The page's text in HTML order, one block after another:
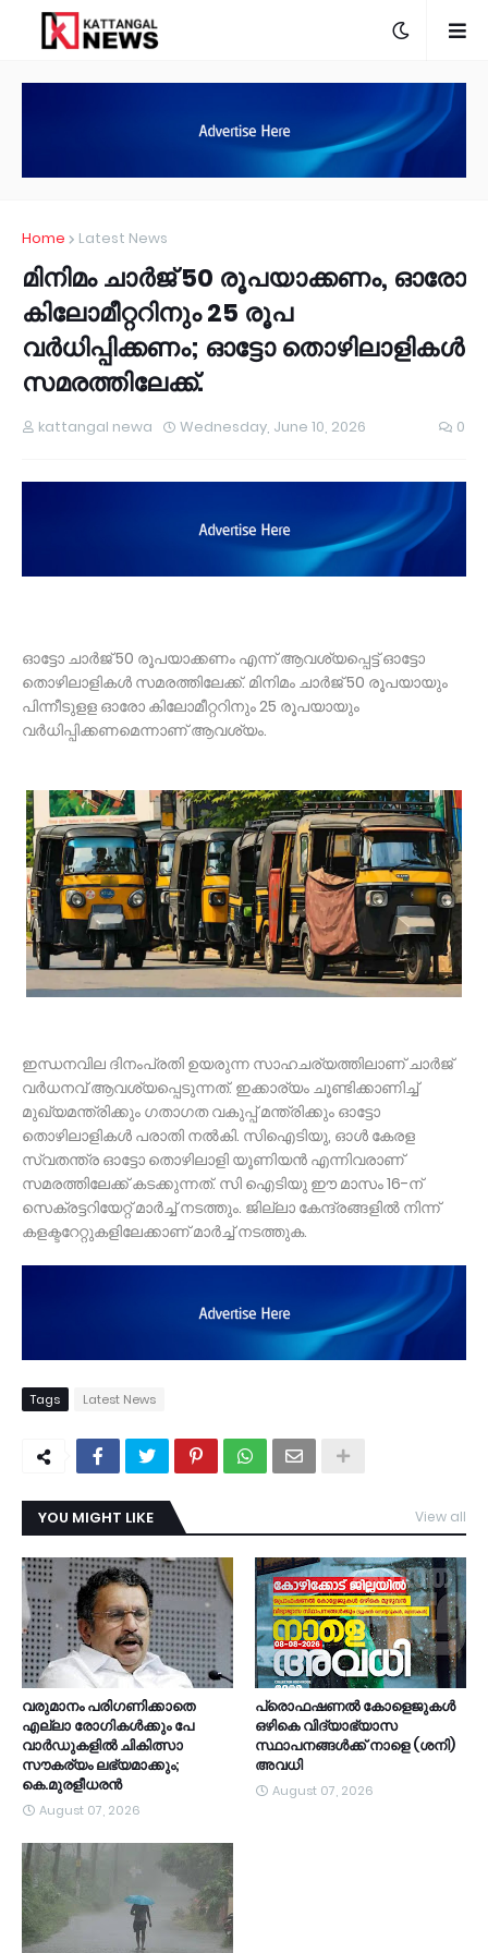
Home Latest News
മിനിമം ചാര്‍ജ് 50 രൂപയാക്കണം, ഓരോ
കിലോമീറ്ററിനും 25 രൂപ
വര്‍ധിപ്പിക്കണം; ഓട്ടോ തൊഴിലാളികള്‍
സമരത്തിലേക്ക്.
kattangal newa Wednesday, June 10, 2026 0
ഓട്ടോ ചാര്‍ജ് 50 രൂപയാക്കണം എന്ന് ആവശ്യപ്പെട്ട് ഓട്ടോ
തൊഴിലാളികള്‍ സമരത്തിലേക്ക്. മിനിമം ചാര്‍ജ് 50 രൂപയായും
പിന്നീടുളള ഓരോ കിലോമീറ്ററിനും 25 രൂപയായും
വര്‍ധിപ്പിക്കണമെന്നാണ് ആവശ്യം.
ഇന്ധനവില ദിനംപ്രതി ഉയരുന്ന സാഹചര്യത്തിലാണ് ചാര്‍ജ്
വര്‍ധനവ് ആവശ്യപ്പെടുന്നത്. ഇക്കാര്യം ചൂണ്ടിക്കാണിച്ച്‌
മുഖ്യമന്ത്രിക്കും ഗതാഗത വകുപ്പ് മന്ത്രിക്കും ഓട്ടോ
തൊഴിലാളികള്‍ പരാതി നല്‍കി. സിഐടിയു, ഓള്‍ കേരള
സ്വതന്ത്ര ഓട്ടോ തൊഴിലാളി യൂണിയന്‍ എന്നിവരാണ്
സമരത്തിലേക്ക് കടക്കുന്നത്. സി ഐടിയു ഈ മാസം 16-ന്
സെക്രട്ടറിയേറ്റ് മാര്‍ച്ച്‌ നടത്തും. ജില്ലാ കേന്ദ്രങ്ങളില്‍ നിന്ന്
കളക്ടറേറ്റുകളിലേക്കാണ് മാര്‍ച്ച്‌ നടത്തുക.
Tags Latest News
YOU MIGHT LIKE View all
വരുമാനം പരിഗണിക്കാതെ
എല്ലാ രോഗികൾക്കും പേ
വാർഡുകളിൽ ചികിത്സാ
സൗകര്യം ലഭ്യമാക്കും;
കെ.മുരളീധരൻ
August 07, 2026
പ്രൊഫഷണൽ കോളെജുകൾ
ഒഴികെ വിദ്യാഭ്യാസ
സ്ഥാപനങ്ങൾക്ക് നാളെ (ശനി)
അവധി
August 07, 2026